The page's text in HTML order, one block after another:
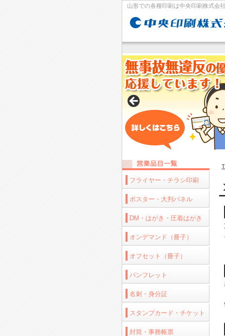
山形での各種印刷は中央印刷株式会
フライヤー・チラシ印刷
ポスター・大判パネル
DM・はがき・圧着はがき
オンデマンド（冊子）
オフセット（冊子）
パンフレット
名刺・身分証
スタンプカード・チケット
封筒・事務帳票